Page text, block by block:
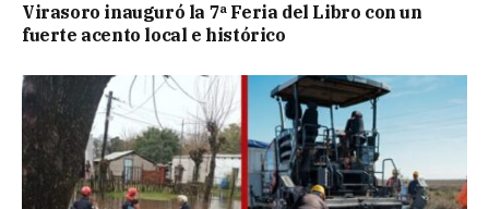
Virasoro inauguró la 7ª Feria del Libro con un
fuerte acento local e histórico